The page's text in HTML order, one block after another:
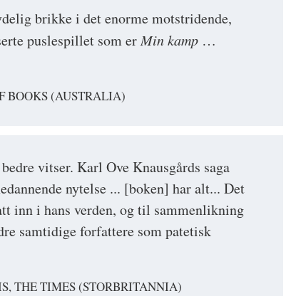
brikke i det enorme motstridende,
puslespillet som erMin kamp …
BOOKS (AUSTRALIA)
vitser. Karl Ove Knausgårds saga
nytelse ... [boken] har alt... Det
inn i hans verden, og til sammenlikning
samtidige forfattere som patetisk
THE TIMES (STORBRITANNIA)